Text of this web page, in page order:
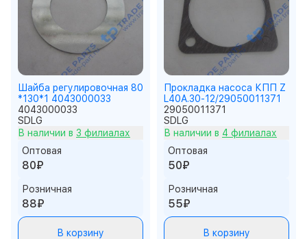
Шайба регулировочная 80
*130*1 4043000033
4043000033
SDLG
В наличии в 3 филиалах
Оптовая
80₽
Розничная
88₽
В корзину
Прокладка насоса КПП Z
L40A.30-12/29050011371
29050011371
SDLG
В наличии в 4 филиалах
Оптовая
50₽
Розничная
55₽
В корзину